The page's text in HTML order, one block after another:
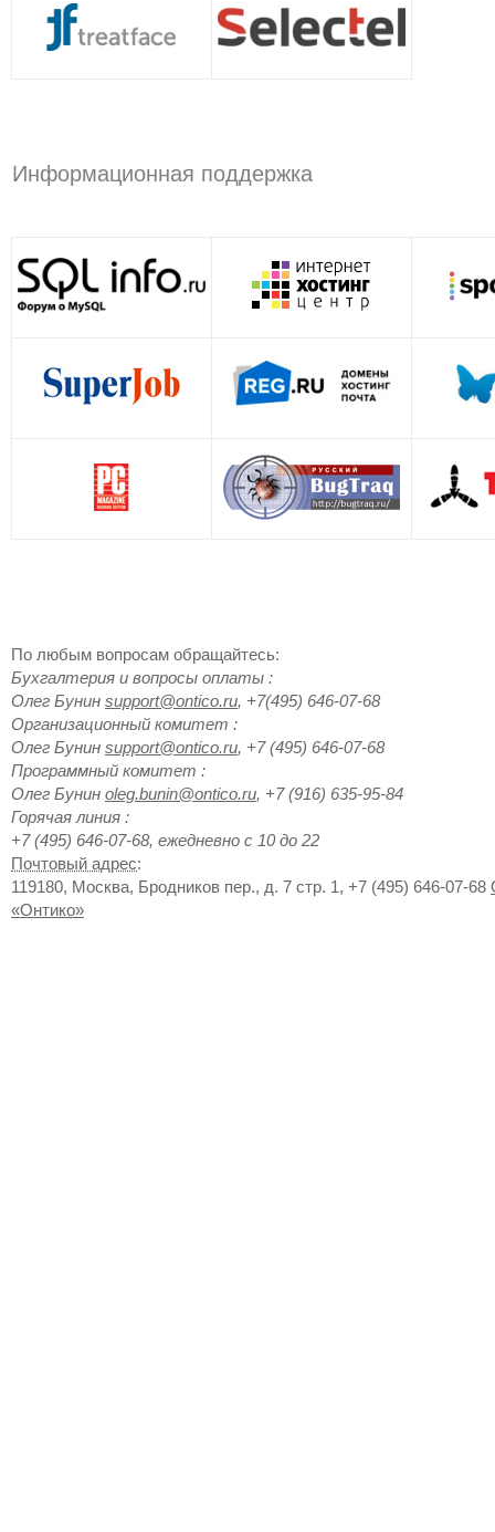
Информационная поддержка
По любым вопросам обращайтесь:
Бухгалтерия и вопросы оплаты :
Олег Бунин support@ontico.ru, +7(495) 646-07-68
Организационный комитет :
Олег Бунин support@ontico.ru, +7 (495) 646-07-68
Программный комитет :
Олег Бунин oleg.bunin@ontico.ru, +7 (916) 635-95-84
Горячая линия :
+7 (495) 646-07-68, ежедневно с 10 до 22
Почтовый адрес:
119180, Москва, Бродников пер., д. 7 стр. 1, +7 (495) 646-07-68
«Онтико»